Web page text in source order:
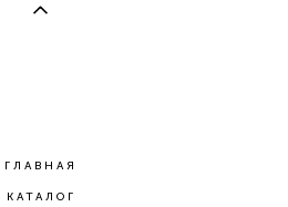
ГЛАВНАЯ
КАТАЛОГ